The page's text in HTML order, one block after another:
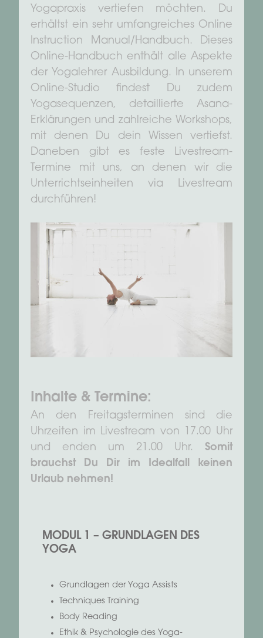
Yogapraxis vertiefen möchten. Du
erhältst ein sehr umfangreiches Online
Instruction Manual/Handbuch. Dieses
Online-Handbuch enthält alle Aspekte
der Yogalehrer Ausbildung. In unserem
Online-Studio findest Du zudem
Yogasequenzen, detaillierte Asana-
Erklärungen und zahlreiche Workshops,
mit denen Du dein Wissen vertiefst.
Daneben gibt es feste Livestream-
Termine mit uns, an denen wir die
Unterrichtseinheiten via Livestream
durchführen!
Inhalte & Termine:
An den Freitagsterminen sind die
Uhrzeiten im Livestream von 17.00 Uhr
und enden um 21.00 Uhr. Somit
brauchst Du Dir im Idealfall keinen
Urlaub nehmen!
MODUL 1 – GRUNDLAGEN DES
YOGA
Grundlagen der Yoga Assists
Techniques Training
Body Reading
Ethik & Psychologie des Yoga-